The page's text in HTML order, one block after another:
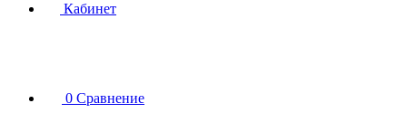
Кабинет
0 Сравнение